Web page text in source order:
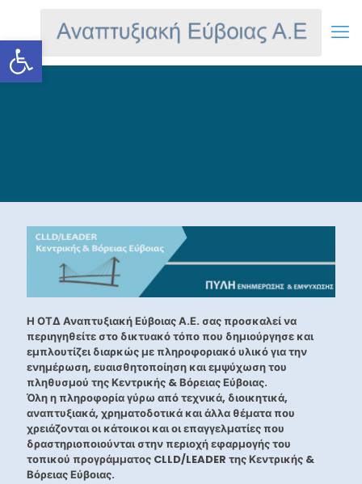
Ανοίξτε τη γραμμή εργαλείων
Η ΟΤΔ Αναπτυξιακή Εύβοιας Α.Ε. σας προσκαλεί να
περιηγηθείτε στο δικτυακό τόπο που δημιούργησε και
εμπλουτίζει διαρκώς με πληροφοριακό υλικό για την
ενημέρωση, ευαισθητοποίηση και εμψύχωση του
πληθυσμού της Κεντρικής & Βόρειας Εύβοιας.
Όλη η πληροφορία γύρω από τεχνικά, διοικητικά,
αναπτυξιακά, χρηματοδοτικά και άλλα θέματα που
χρειάζονται οι κάτοικοι και οι επαγγελματίες που
δραστηριοποιούνται στην περιοχή εφαρμογής του
τοπικού προγράμματος CLLD/LEADER της Κεντρικής &
Βόρειας Εύβοιας.